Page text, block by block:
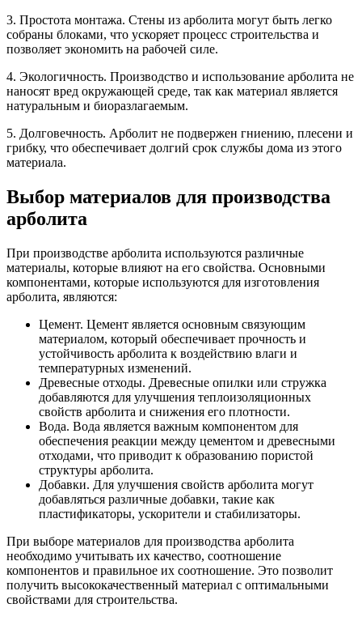
3. Простота монтажа. Стены из арболита могут быть легко
собраны блоками, что ускоряет процесс строительства и
позволяет экономить на рабочей силе.
4. Экологичность. Производство и использование арболита не
наносят вред окружающей среде, так как материал является
натуральным и биоразлагаемым.
5. Долговечность. Арболит не подвержен гниению, плесени и
грибку, что обеспечивает долгий срок службы дома из этого
материала.
Выбор материалов для производства
арболита
При производстве арболита используются различные
материалы, которые влияют на его свойства. Основными
компонентами, которые используются для изготовления
арболита, являются:
Цемент. Цемент является основным связующим
материалом, который обеспечивает прочность и
устойчивость арболита к воздействию влаги и
температурных изменений.
Древесные отходы. Древесные опилки или стружка
добавляются для улучшения теплоизоляционных
свойств арболита и снижения его плотности.
Вода. Вода является важным компонентом для
обеспечения реакции между цементом и древесными
отходами, что приводит к образованию пористой
структуры арболита.
Добавки. Для улучшения свойств арболита могут
добавляться различные добавки, такие как
пластификаторы, ускорители и стабилизаторы.
При выборе материалов для производства арболита
необходимо учитывать их качество, соотношение
компонентов и правильное их соотношение. Это позволит
получить высококачественный материал с оптимальными
свойствами для строительства.